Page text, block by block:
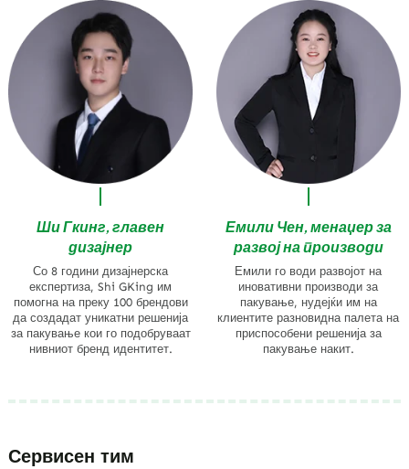
Ши Гкинг, главен
дизајнер
Со 8 години дизајнерска
експертиза, Shi GKing им
помогна на преку 100 брендови
да создадат уникатни решенија
за пакување кои го подобруваат
нивниот бренд идентитет.
Емили Чен, менаџер за
развој на производи
Емили го води развојот на
иновативни производи за
пакување, нудејќи им на
клиентите разновидна палета на
приспособени решенија за
пакување накит.
Сервисен тим